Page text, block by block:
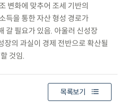
변화에 맞추어 조세 기반의
득을 통한 자산 형성 경로가
갈 필요가 있음. 아울러 신성장
장의 과실이 경제 전반으로 확산될
것임.
목록보기